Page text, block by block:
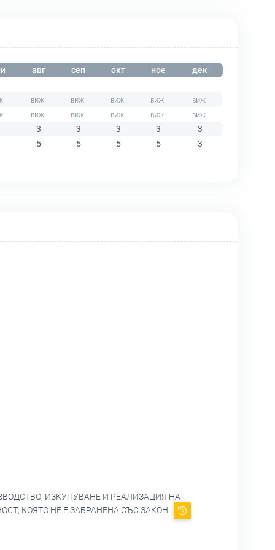
авг сеп окт ное дек
3 3 3 3
3
5
5 5 5 3
ИЗКУПУВАНЕ И РЕАЛИЗАЦИЯ НА
КОЯТО НЕ Е ЗАБРАНЕНА СЪС ЗАКОН.